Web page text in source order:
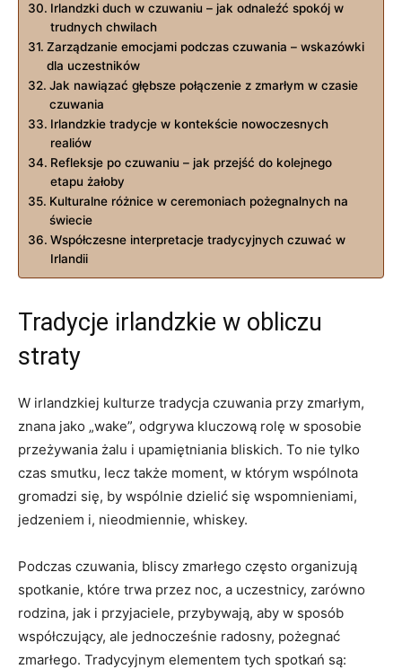
Irlandzki duch w czuwaniu – jak odnaleźć spokój w
trudnych chwilach
Zarządzanie emocjami podczas czuwania – wskazówki
dla uczestników
Jak nawiązać głębsze połączenie z zmarłym w czasie
czuwania
Irlandzkie tradycje w kontekście nowoczesnych
realiów
Refleksje po czuwaniu – jak przejść do kolejnego
etapu żałoby
Kulturalne różnice w ceremoniach pożegnalnych na
świecie
Współczesne interpretacje tradycyjnych czuwać w
Irlandii
Tradycje irlandzkie w obliczu
straty
W irlandzkiej kulturze tradycja czuwania przy zmarłym,
znana jako „wake”, odgrywa kluczową rolę w sposobie
przeżywania żalu i upamiętniania bliskich. To nie tylko
czas smutku, lecz także moment, w którym wspólnota
gromadzi się, by wspólnie dzielić się wspomnieniami,
jedzeniem i, nieodmiennie, whiskey.
Podczas czuwania, bliscy zmarłego często organizują
spotkanie, które trwa przez noc, a uczestnicy, zarówno
rodzina, jak i przyjaciele, przybywają, aby w sposób
współczujący, ale jednocześnie radosny, pożegnać
zmarłego. Tradycyjnym elementem tych spotkań są: